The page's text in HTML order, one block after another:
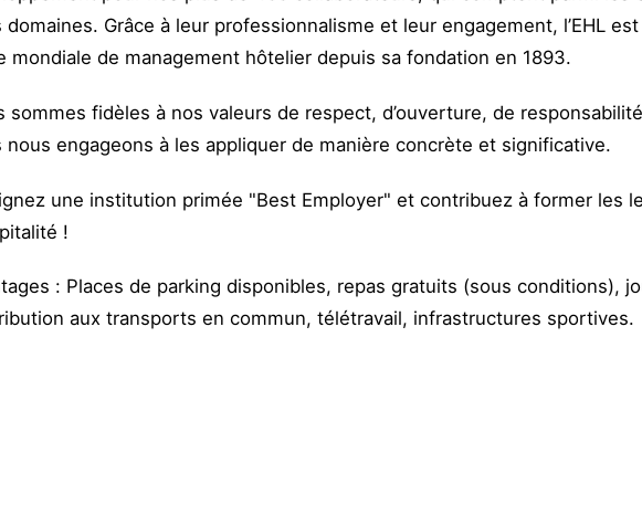
domaines. Grâce à leur professionnalisme et leur engagement, l’EHL
mondiale de management hôtelier depuis sa fondation en 1893.
sommes fidèles à nos valeurs de respect, d’ouverture, de
nous engageons à les appliquer de manière concrète et significative.
une institution primée "Best Employer" et contribuez à former les
!
: Places de parking disponibles, repas gratuits (sous conditions),
aux transports en commun, télétravail, infrastructures sportives.